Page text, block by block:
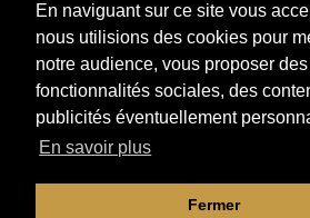
En naviguant sur ce site vous
nous utilisions des cookies pour
notre audience, vous proposer des
fonctionnalités sociales, des
publicités éventuellement
En savoir plus
Fermer
Mentions légales|Confidentialité
générales de